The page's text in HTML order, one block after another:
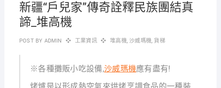
新疆“戶兒家”傳奇詮釋民族團結真
諦_堆高機
POST BY ADMIN 工業資訊 堆高機,沙威瑪機,貨梯
※各種攤販小吃設備,沙威瑪機應有盡有!